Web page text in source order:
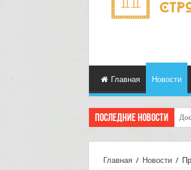
Главная Новости
Последние новости
Главная / Новости /